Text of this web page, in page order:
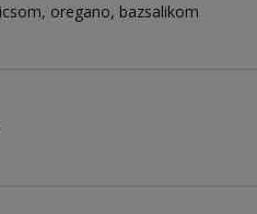
oregano bazsalikom